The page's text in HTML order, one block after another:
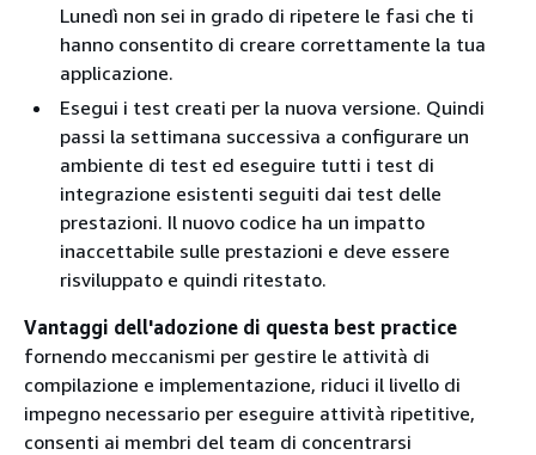
Lunedì non sei in grado di ripetere le fasi che ti
hanno consentito di creare correttamente la tua
applicazione.
Esegui i test creati per la nuova versione. Quindi
passi la settimana successiva a configurare un
ambiente di test ed eseguire tutti i test di
integrazione esistenti seguiti dai test delle
prestazioni. Il nuovo codice ha un impatto
inaccettabile sulle prestazioni e deve essere
risviluppato e quindi ritestato.
Vantaggi dell'adozione di questa best practice
fornendo meccanismi per gestire le attività di
compilazione e implementazione, riduci il livello di
impegno necessario per eseguire attività ripetitive,
consenti ai membri del team di concentrarsi